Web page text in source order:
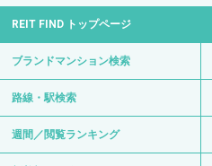
REIT FIND トップページ
ブランドマンション検索
路線・駅検索
週間／閲覧ランキング